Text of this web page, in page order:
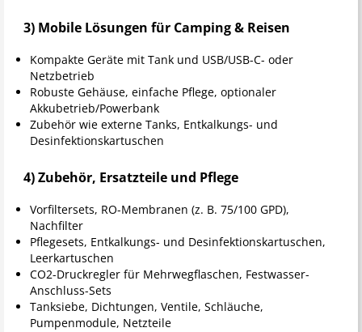
3) Mobile Lösungen für Camping & Reisen
Kompakte Geräte mit Tank und USB/USB-C- oder
Netzbetrieb
Robuste Gehäuse, einfache Pflege, optionaler
Akkubetrieb/Powerbank
Zubehör wie externe Tanks, Entkalkungs- und
Desinfektionskartuschen
4) Zubehör, Ersatzteile und Pflege
Vorfiltersets, RO-Membranen (z. B. 75/100 GPD),
Nachfilter
Pflegesets, Entkalkungs- und Desinfektionskartuschen,
Leerkartuschen
CO2-Druckregler für Mehrwegflaschen, Festwasser-
Anschluss-Sets
Tanksiebe, Dichtungen, Ventile, Schläuche,
Pumpenmodule, Netzteile